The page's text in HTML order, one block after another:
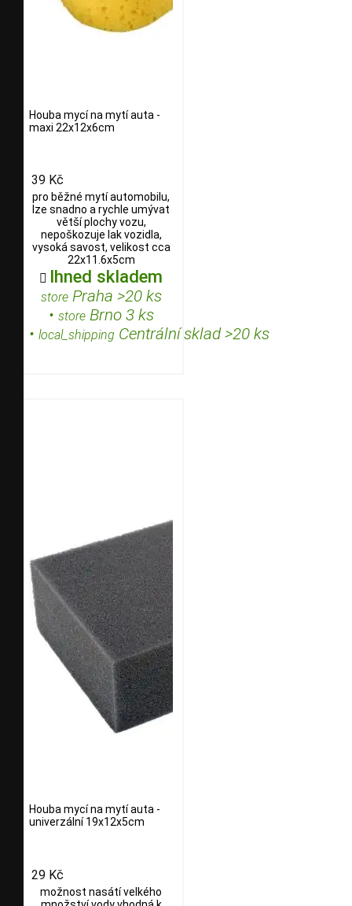
Houba mycí na mytí auta -
maxi 22x12x6cm
39 Kč
pro běžné mytí automobilu,
lze snadno a rychle umývat
větší plochy vozu,
nepoškozuje lak vozidla,
vysoká savost, velikost cca
22x11.6x5cm
 Ihned skladem
storePraha >20 ks
• storeBrno 3 ks
• local_shipping Centrální sklad >20 ks
Houba mycí na mytí auta -
univerzální 19x12x5cm
29 Kč
možnost nasátí velkého